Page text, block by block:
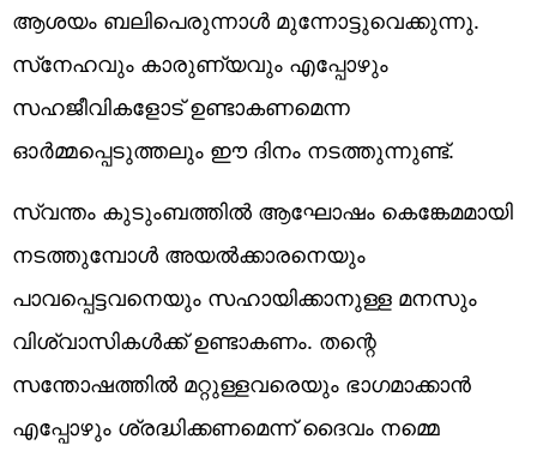
ആശയം ബലിപെരുന്നാള്‍ മുന്നോട്ടുവെക്കുന്നു.
സ്‌നേഹവും കാരുണ്യവും എപ്പോഴും
സഹജീവികളോട് ഉണ്ടാകണമെന്ന
ഓര്‍മ്മപ്പെടുത്തലും ഈ ദിനം നടത്തുന്നുണ്ട്.
സ്വന്തം കുടുംബത്തില്‍ ആഘോഷം കെങ്കേമമായി
നടത്തുമ്പോള്‍ അയല്‍ക്കാരനെയും
പാവപ്പെട്ടവനെയും സഹായിക്കാനുള്ള മനസും
വിശ്വാസികള്‍ക്ക് ഉണ്ടാകണം. തന്റെ
സന്തോഷത്തില്‍ മറ്റുള്ളവരെയും ഭാഗമാക്കാന്‍
എപ്പോഴും ശ്രദ്ധിക്കണമെന്ന് ദൈവം നമ്മെ